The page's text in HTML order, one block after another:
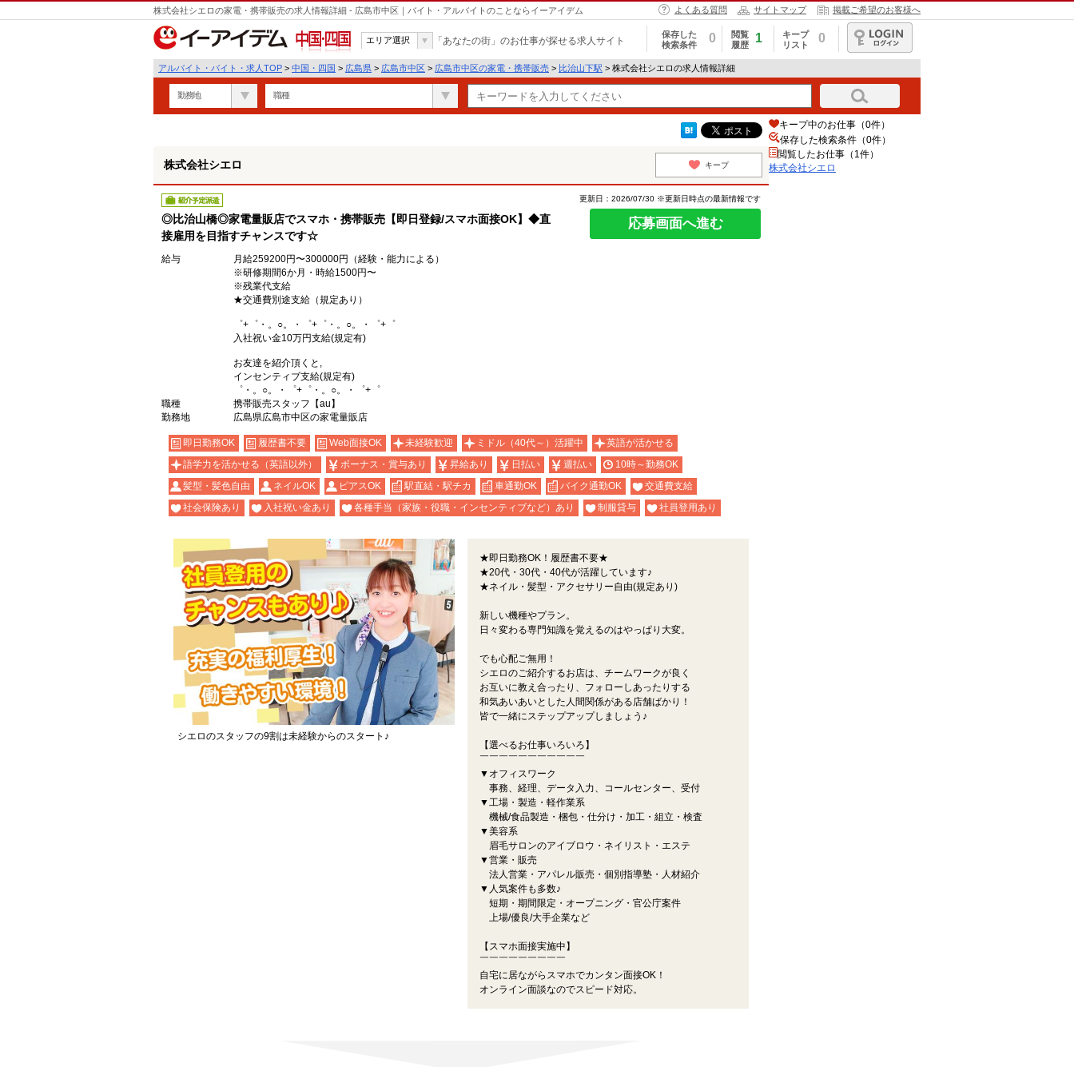
株式会社シエロの家電・携帯販売の求人情報詳細 - 広島市中区｜バイト・アルバイトのことならイーアイデム よくある質問 サイトマップ 掲載ご希望のお客様へ
中国・四国
エリア選択 「あなたの街」のお仕事が探せる求人サイト
保存した
検索条件
0
閲覧
履歴
1
キープ
リスト
0
ログイン
アルバイト・バイト・求人TOP > 中国・四国 > 広島県 > 広島市中区 > 広島市中区の家電・携帯販売 > 比治山下駅 > 株式会社シエロの求人情報詳細
勤務地 職種
遣
株式会社シエロ キープ
紹介予定派遣
◎比治山橋◎家電量販店でスマホ・携帯販売【即日登録/スマホ面接OK】◆直
接雇用を目指すチャンスです☆
更新日：2026/07/30 ※更新日時点の最新情報です
応募画面へ進む
給与
月給259200円〜300000円（経験・能力による）
※研修期間6か月・時給1500円〜
※残業代支給
★交通費別途支給（規定あり）
゜+゜・。○。・゜+゜・。○。・゜+゜
入社祝い金10万円支給(規定有)
お友達を紹介頂くと,
インセンティブ支給(規定有)
゜・。○。・゜+゜・。○。・゜+゜
職種
携帯販売スタッフ【au】
勤務地
広島県広島市中区の家電量販店
即日勤務OK 履歴書不要 Web面接OK 未経験歓迎 ミドル（40代～）活躍中
英語が活かせる
語学力を活かせる（英語以外）
ボーナス・賞与あり 昇給あり 日払い 週払い
10時～勤務OK
髪型・髪色自由
ネイルOK ピアスOK 駅直結・駅チカ 車通勤OK バイク通勤OK
交通費支給
社会保険あり
入社祝い金あり 各種手当（家族・役職・インセンティブなど）あり 制服貸与 社員登用あり
シエロのスタッフの9割は未経験からのスタート♪
★即日勤務OK！履歴書不要★
★20代・30代・40代が活躍しています♪
★ネイル・髪型・アクセサリー自由(規定あり)
新しい機種やプラン。
日々変わる専門知識を覚えるのはやっぱり大変。
でも心配ご無用！
シエロのご紹介するお店は、チームワークが良く
お互いに教え合ったり、フォローしあったりする
和気あいあいとした人間関係がある店舗ばかり！
皆で一緒にステップアップしましょう♪
【選べるお仕事いろいろ】
￣￣￣￣￣￣￣￣￣￣￣
▼オフィスワーク
事務、経理、データ入力、コールセンター、受付
▼工場・製造・軽作業系
機械/食品製造・梱包・仕分け・加工・組立・検査
▼美容系
眉毛サロンのアイブロウ・ネイリスト・エステ
▼営業・販売
法人営業・アパレル販売・個別指導塾・人材紹介
▼人気案件も多数♪
短期・期間限定・オープニング・官公庁案件
上場/優良/大手企業など
【スマホ面接実施中】
￣￣￣￣￣￣￣￣￣
自宅に居ながらスマホでカンタン面接OK！
オンライン面談なのでスピード対応。
キープ中のお仕事（0件）
保存した検索条件（0件）
閲覧したお仕事（1件）
株式会社シエロ